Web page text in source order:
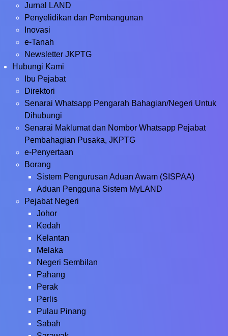
Jurnal LAND
Penyelidikan dan Pembangunan
Inovasi
e-Tanah
Newsletter JKPTG
Hubungi Kami
Ibu Pejabat
Direktori
Senarai Whatsapp Pengarah Bahagian/Negeri Untuk
Dihubungi
Senarai Maklumat dan Nombor Whatsapp Pejabat
Pembahagian Pusaka, JKPTG
e-Penyertaan
Borang
Sistem Pengurusan Aduan Awam (SISPAA)
Aduan Pengguna Sistem MyLAND
Pejabat Negeri
Johor
Kedah
Kelantan
Melaka
Negeri Sembilan
Pahang
Perak
Perlis
Pulau Pinang
Sabah